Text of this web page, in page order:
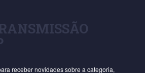
receber novidades sobre a categoria,